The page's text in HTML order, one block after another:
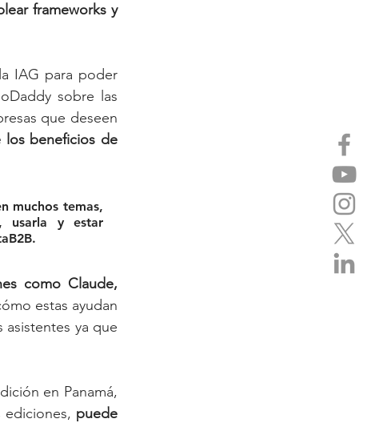
frameworks y
IAG para poder
sobre las
que deseen
los beneficios de
muchos temas,
usarla y estar
como Claude,
estas ayudan
ya que
en Panamá,
ediciones, puede